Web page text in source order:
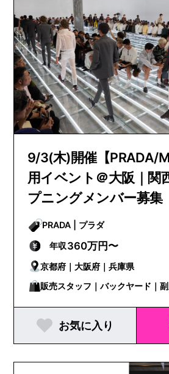
9/3(木)開催【PRADA/
用イベント＠大阪｜関
プニングメンバー募集
PRADA | プラダ
年収360万円〜
京都府｜大阪府｜兵庫県
販売スタッフ｜バックヤード｜
お気に入り